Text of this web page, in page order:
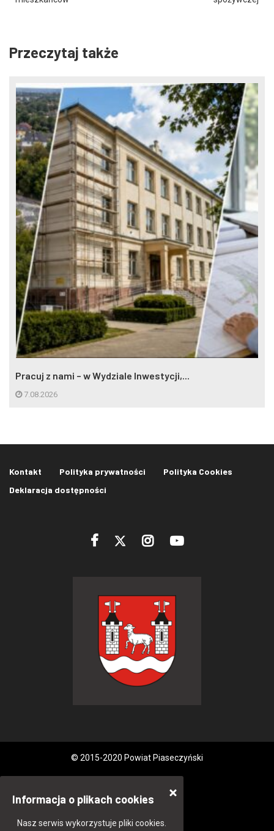
Przeczytaj także
Pracuj z nami – w Wydziale Inwestycji,...
7.08.2026
Kontakt Polityka prywatności
Polityka Cookies
Deklaracja dostępności
© 2015-2020 Powiat Piaseczyński
Informacja o plikach cookies
Nasz serwis wykorzystuje pliki cookies.